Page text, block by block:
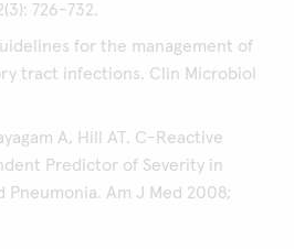
726-732.
for the management of
tract infections. Clin Microbiol
A, Hill AT. C-Reactive
Predictor of Severity in
Am J Med 2008;